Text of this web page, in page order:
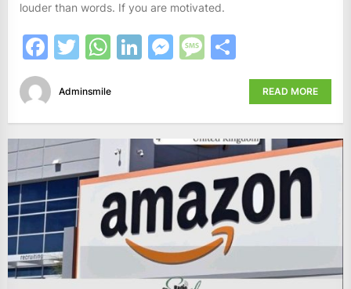
louder than words. If you are motivated.
Facebook
Twitter
WhatsApp
LinkedIn
Messenger
Message
Adminsmile READ MORE